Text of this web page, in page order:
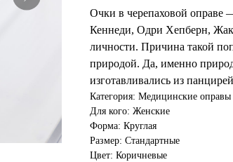
Очки в черепаховой оправе
Кеннеди, Одри Хепберн,
личности. Причина такой
природой. Да, именно
изготавливались из
Категория: Медицинские оправы
Для кого: Женские
Форма: Круглая
Размер: Стандартные
Цвет: Коричневые